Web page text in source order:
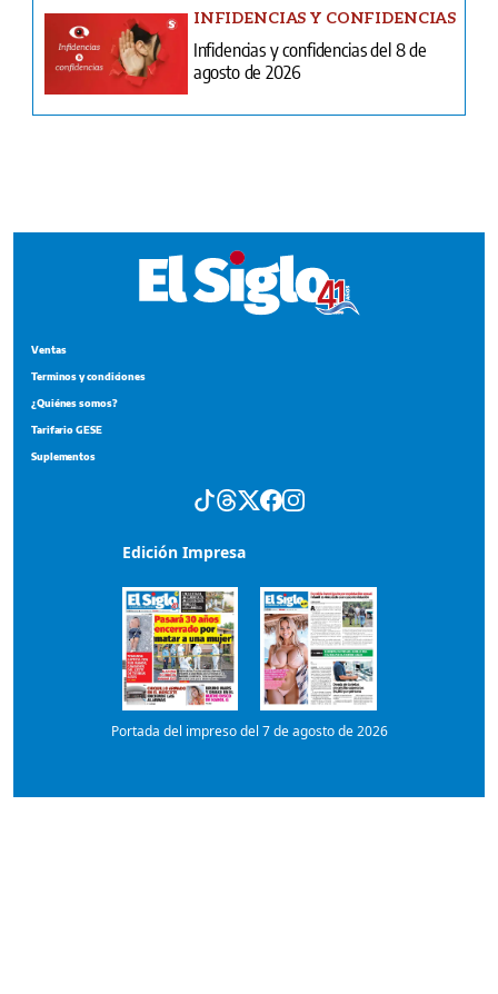
Suplementos
Portada del impreso del 7 de agosto de 2026